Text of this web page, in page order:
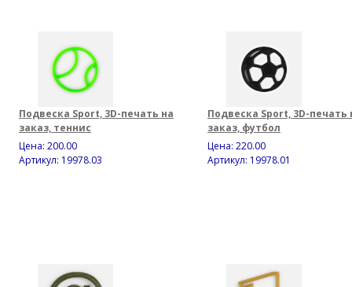
Подвеска Sport, 3D-печать на
заказ, теннис
Цена: 200.00
Артикул: 19978.03
Подвеска Sport, 3D-печать
заказ, футбол
Цена: 220.00
Артикул: 19978.01